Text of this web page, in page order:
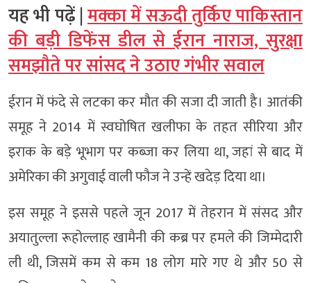
यह भी पढ़ें |मक्का में सऊदी तुर्किए पाकिस्तान
की बड़ी डिफेंस डील से ईरान नाराज, सुरक्षा
समझौते पर सांसद ने उठाए गंभीर सवाल
ईरान में फंदे से लटका कर मौत की सजा दी जाती है। आतंकी
समूह ने 2014 में स्वघोषित खलीफा के तहत सीरिया और
इराक के बड़े भूभाग पर कब्जा कर लिया था, जहां से बाद में
अमेरिका की अगुवाई वाली फौज ने उन्हें खदेड़ दिया था।
इस समूह ने इससे पहले जून 2017 में तेहरान में संसद और
अयातुल्ला रूहोल्लाह खामैनी की कब्र पर हमले की जिम्मेदारी
ली थी, जिसमें कम से कम 18 लोग मारे गए थे और 50 से